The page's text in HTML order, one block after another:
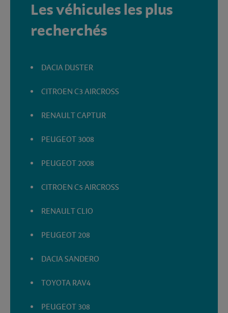
Les véhicules les plus
recherchés
DACIA DUSTER
CITROEN C3 AIRCROSS
RENAULT CAPTUR
PEUGEOT 3008
PEUGEOT 2008
CITROEN C5 AIRCROSS
RENAULT CLIO
PEUGEOT 208
DACIA SANDERO
TOYOTA RAV4
PEUGEOT 308